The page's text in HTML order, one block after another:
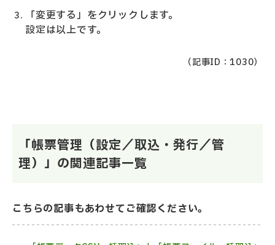
「変更する」をクリックします。
設定は以上です。
（記事ID：1030）
「帳票管理（設定／取込・発行／管
理）」の関連記事一覧
こちらの記事もあわせてご確認ください。